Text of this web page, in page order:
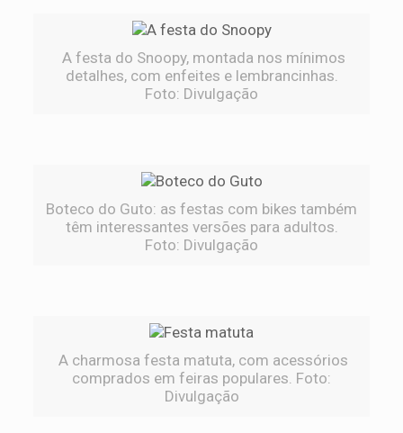
A festa do Snoopy, montada nos mínimos
detalhes, com enfeites e lembrancinhas.
Foto: Divulgação
Boteco do Guto: as festas com bikes também
têm interessantes versões para adultos.
Foto: Divulgação
A charmosa festa matuta, com acessórios
comprados em feiras populares. Foto:
Divulgação